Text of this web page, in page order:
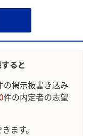
ると
の掲示板書き込み
件の内定者の志望
ます。